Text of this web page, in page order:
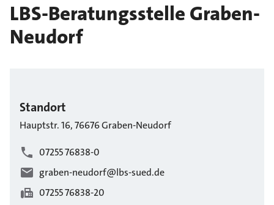
LBS-Beratungsstelle Graben-
Neudorf
Standort
Hauptstr.16,76676Graben-Neudorf
07255 76838-0
graben-neudorf@lbs-sued.de
07255 76838-20